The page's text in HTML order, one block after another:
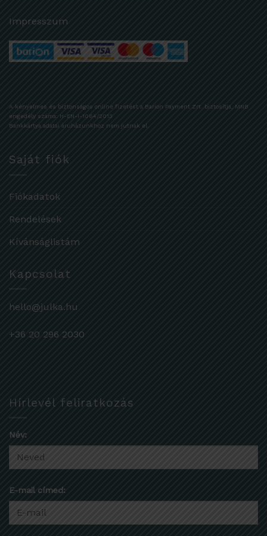
Impresszum
A kényelmes és biztonságos online fizetést a Barion Payment Zrt. biztosítja, MNB
engedély száma: H-EN-I-1064/2013
Bankkártya adatai áruházunkhoz nem jutnak el.
Saját fiók
Fiókadatok
Rendelések
Kívánságlistám
Kapcsolat
hello@julka.hu
+36 20 296 2030
Hírlevél feliratkozás
Név:
E-mail címed: